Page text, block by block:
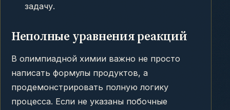
задачу.
Неполные уравнения реакций
В олимпиадной химии важно не просто
написать формулы продуктов, а
продемонстрировать полную логику
процесса. Если не указаны побочные